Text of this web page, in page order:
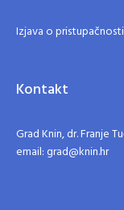
Izjava o pristupačnosti
Kontakt
Grad Knin, dr. Franje
email: grad@knin.hr